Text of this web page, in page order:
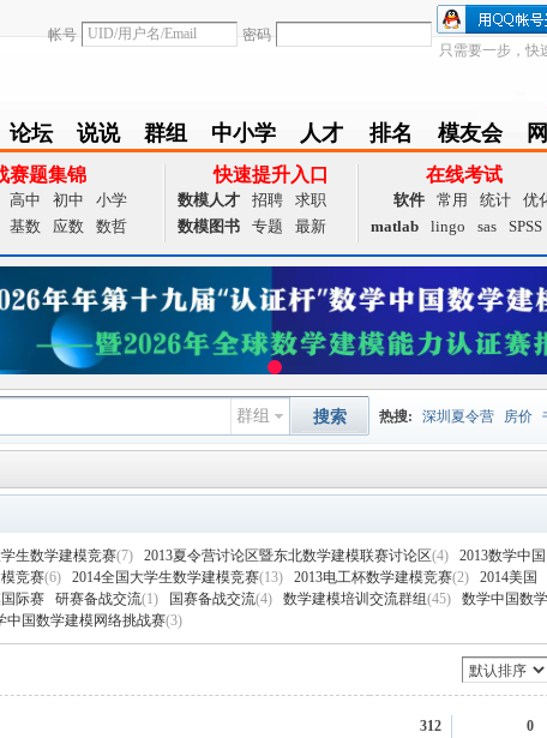
帐号
密码
只需要一步，快
论坛
BBS
说说
Follow
群组
group
中小学
zxx
人才
achieve
排名
Ranklist
模友会
Club
赛题集锦
高中 初中
小学
基数 应数 数哲
快速提升入口
数模人才 招聘
求职
数模图书
专题 最新
在线考试
软件 常用 统计
优
matlab
lingo sas SPSS
群组 搜索 热搜: 深圳夏令营 房价
Q值法 规划 证书 数学建
生数学建模竞赛(7) 2013夏令营讨论区暨东北数学建模联赛讨论区(4)
2013数学中国
竞赛(6) 2014全国大学生数学建模竞赛(13) 2013电工杯数学建模竞赛(2)
2014美国
际赛 研赛备战交流(1) 国赛备战交流(4) 数学建模培训交流群组(45)
数学中国数学
中国数学建模网络挑战赛(3)
312
0